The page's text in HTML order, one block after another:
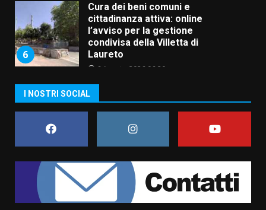
6
Cura dei beni comuni e
cittadinanza attiva: online
l’avviso per la gestione
condivisa della Villetta di
Laureto
6 Agosto 2026 06:20
assoluta de “L’Albergo
Belvedere. Il rapimento”
6 Agosto 2026 06:15
1
Rivoluzione”: nuovo
appuntamento con “Fasano in
Banda”
I NOSTRI SOCIAL